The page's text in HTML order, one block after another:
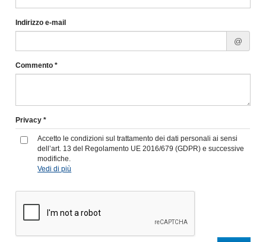
Indirizzo e-mail
@
Commento *
Privacy *
Accetto le condizioni sul trattamento dei dati personali ai sensi
dell’art. 13 del Regolamento UE 2016/679 (GDPR) e successive
modifiche.
Vedi di più